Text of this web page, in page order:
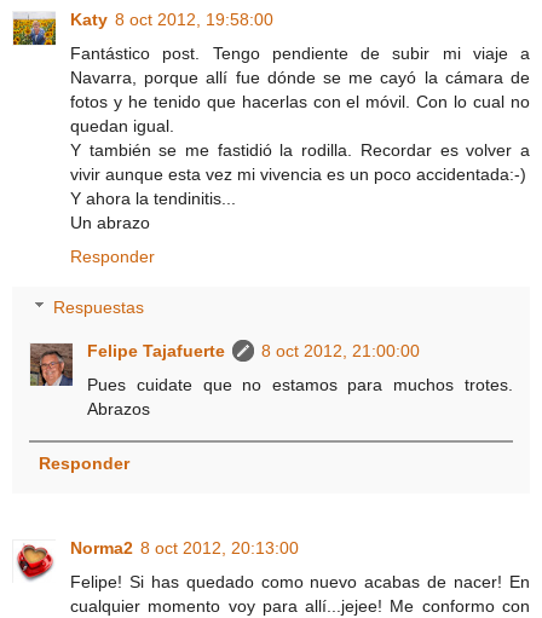
Katy 8 oct 2012, 19:58:00
Fantástico post. Tengo pendiente de subir mi viaje a
Navarra, porque allí fue dónde se me cayó la cámara de
fotos y he tenido que hacerlas con el móvil. Con lo cual no
quedan igual.
Y también se me fastidió la rodilla. Recordar es volver a
vivir aunque esta vez mi vivencia es un poco accidentada:-)
Y ahora la tendinitis...
Un abrazo
Responder
Respuestas
Felipe Tajafuerte
8 oct 2012, 21:00:00
Pues cuidate que no estamos para muchos trotes.
Abrazos
Responder
Norma2 8 oct 2012, 20:13:00
Felipe! Si has quedado como nuevo acabas de nacer! En
cualquier momento voy para allí...jejee! Me conformo con